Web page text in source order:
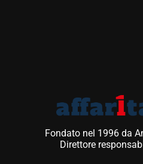
Fondato nel 1996 da
Direttore